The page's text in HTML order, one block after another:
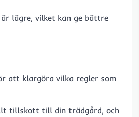
lägre, vilket kan ge bättre
att klargöra vilka regler som
tillskott till din trädgård, och